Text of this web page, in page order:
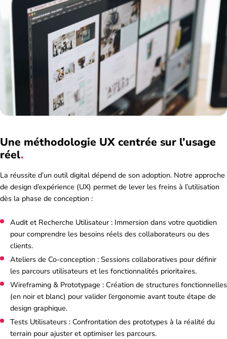
Une méthodologie UX centrée sur l’usage
réel
La réussite d’un outil digital dépend de son adoption. Notre approche
de design d’expérience (UX) permet de lever les freins à l’utilisation
dès la phase de conception :
Audit et Recherche Utilisateur : Immersion dans votre quotidien
pour comprendre les besoins réels des collaborateurs ou des
clients.
Ateliers de Co-conception : Sessions collaboratives pour définir
les parcours utilisateurs et les fonctionnalités prioritaires.
Wireframing & Prototypage : Création de structures fonctionnelles
(en noir et blanc) pour valider l’ergonomie avant toute étape de
design graphique.
Tests Utilisateurs : Confrontation des prototypes à la réalité du
terrain pour ajuster et optimiser les parcours.